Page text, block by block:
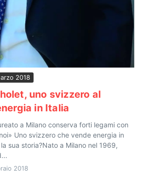
2018
uno svizzero al
in Italia
a Milano conserva forti legami con
Uno svizzero che vende energia in
sua storia?Nato a Milano nel 1969,
2018